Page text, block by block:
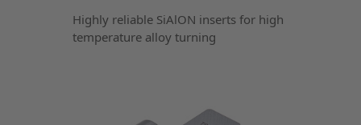
Highly reliable SiAlON inserts for high
temperature alloy turning